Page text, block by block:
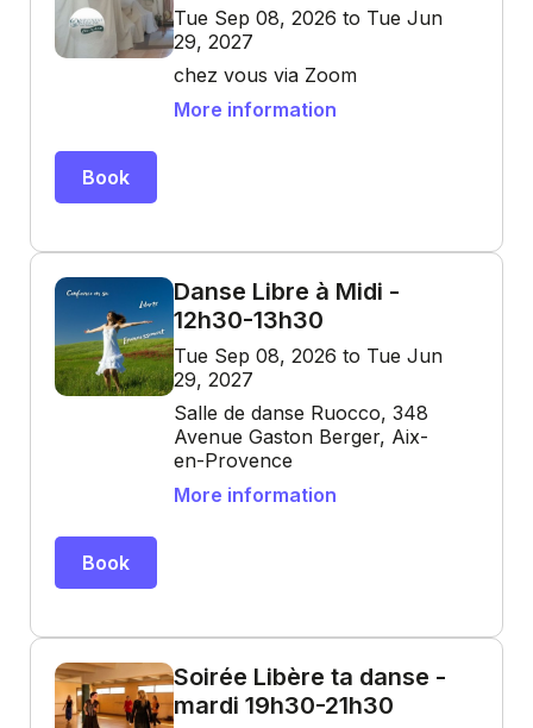
Tue Sep 08, 2026 to Tue Jun
29, 2027
chez vous via Zoom
More information
Book
Danse Libre à Midi -
12h30-13h30
Tue Sep 08, 2026 to Tue Jun
29, 2027
Salle de danse Ruocco, 348
Avenue Gaston Berger, Aix-
en-Provence
More information
Book
Soirée Libère ta danse -
mardi 19h30-21h30